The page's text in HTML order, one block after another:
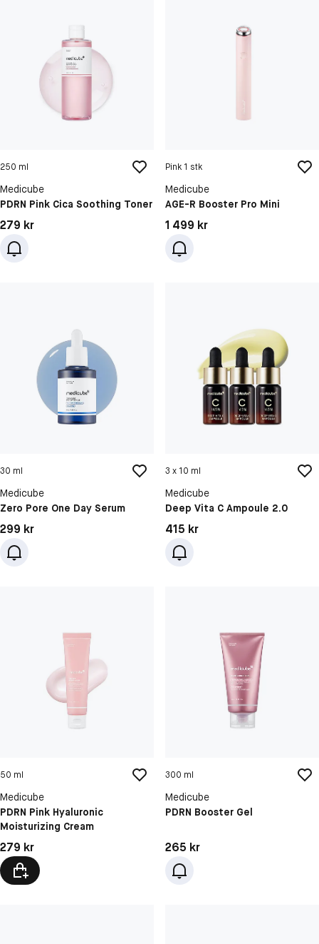
250 ml
Medicube
PDRN Pink Cica Soothing Toner
Pris: 279 kr
279 kr
Pink 1 stk
Medicube
AGE-R Booster Pro Mini
Pris: 1 499 kr
1 499 kr
30 ml
Medicube
Zero Pore One Day Serum
Pris: 299 kr
299 kr
3 x 10 ml
Medicube
Deep Vita C Ampoule 2.0
Pris: 415 kr
415 kr
50 ml
Medicube
PDRN Pink Hyaluronic
Moisturizing Cream
Pris: 279 kr
279 kr
300 ml
Medicube
PDRN Booster Gel
Pris: 265 kr
265 kr